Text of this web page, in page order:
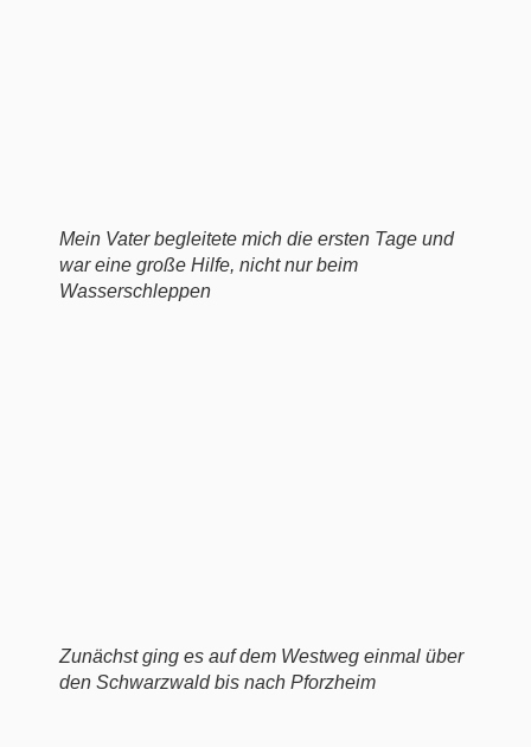
Mein Vater begleitete mich die ersten Tage und
war eine große Hilfe, nicht nur beim
Wasserschleppen
Zunächst ging es auf dem Westweg einmal über
den Schwarzwald bis nach Pforzheim